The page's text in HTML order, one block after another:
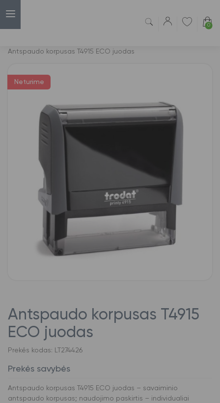
0
Antspaudo korpusas T4915 ECO juodas
Neturime
Antspaudo korpusas T4915
ECO juodas
Prekės kodas: LT274426
Prekės savybės
Antspaudo korpusas T4915 ECO juodas – savaiminio
antspaudo korpusas; naudojimo paskirtis – individualiai